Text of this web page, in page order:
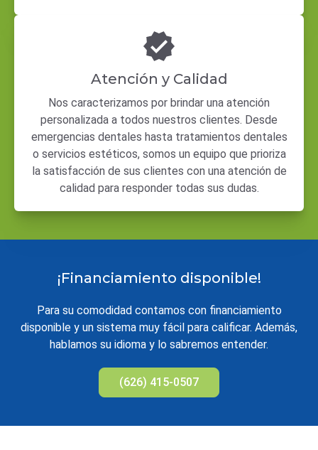
Atención y Calidad
Nos caracterizamos por brindar una atención
personalizada a todos nuestros clientes. Desde
emergencias dentales hasta tratamientos dentales
o servicios estéticos, somos un equipo que prioriza
la satisfacción de sus clientes con una atención de
calidad para responder todas sus dudas.
¡Financiamiento disponible!
Para su comodidad contamos con financiamiento
disponible y un sistema muy fácil para calificar. Además,
hablamos su idioma y lo sabremos entender.
(626) 415-0507